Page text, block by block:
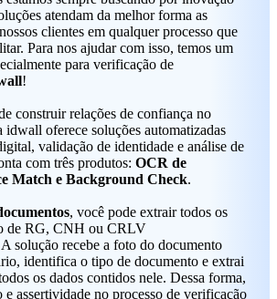
atendam da melhor forma as
clientes em qualquer processo que
Para nos ajudar com isso, temos um
para verificação de
!
construir relações de confiança no
idwall oferece soluções automatizadas
validação de identidade e análise de
com três produtos: OCR de
Match e Background Check.
, você pode extrair todos os
de RG, CNH ou CRLV
solução recebe a foto do documento
identifica o tipo de documento e extrai
os dados contidos nele. Dessa forma,
e assertividade no processo de verificação